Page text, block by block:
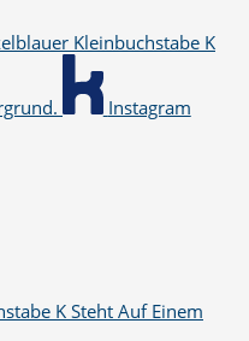
Kleinbuchstabe K
Instagram
K Steht Auf Einem